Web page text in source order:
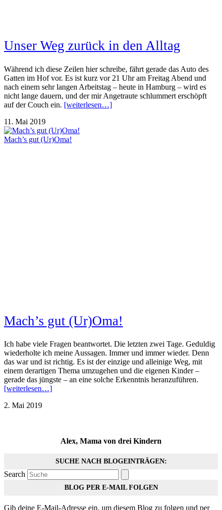
Unser Weg zurück in den Alltag
Während ich diese Zeilen hier schreibe, fährt gerade das Auto des
Gatten im Hof vor. Es ist kurz vor 21 Uhr am Freitag Abend und
nach einem sehr langen Arbeitstag – heute in Hamburg – wird es
nicht lange dauern, und der mir Angetraute schlummert erschöpft
auf der Couch ein. [weiterlesen…]
11. Mai 2019
Mach’s gut (Ur)Oma!
Mach’s gut (Ur)Oma!
Ich habe viele Fragen beantwortet. Die letzten zwei Tage. Geduldig
wiederholte ich meine Aussagen. Immer und immer wieder. Denn
das war und ist richtig. Es ist der einzige und alleinige Weg, mit
einem derartigen Thema umzugehen und die eigenen Kinder –
gerade das jüngste – an eine solche Erkenntnis heranzuführen.
[weiterlesen…]
2. Mai 2019
Alex, Mama von drei Kindern
SUCHE NACH BLOGEINTRÄGEN:
Search
BLOG PER E-MAIL FOLGEN
Gib deine E-Mail-Adresse ein, um diesem Blog zu folgen und per